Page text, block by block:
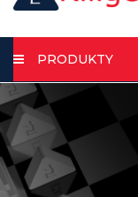
PRODUKTY